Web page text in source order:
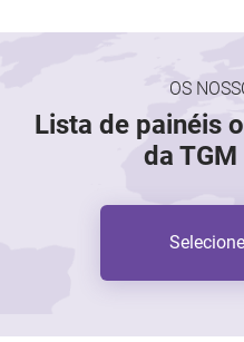
OS
Lista de painéis
da